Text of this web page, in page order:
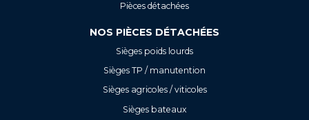
Pièces détachées
NOS PIÈCES DÉTACHÉES
Sièges poids lourds
Sièges TP / manutention
Sièges agricoles / viticoles
Sièges bateaux